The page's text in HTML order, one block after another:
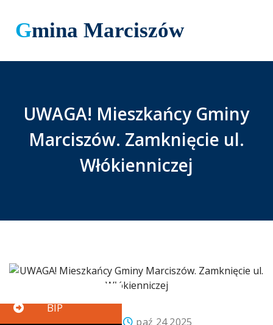
Gmina Marciszów
UWAGA! Mieszkańcy Gminy
Marciszów. Zamknięcie ul.
Włókienniczej
Paweł Truszczyński
paź 24 2025
Button
BIP